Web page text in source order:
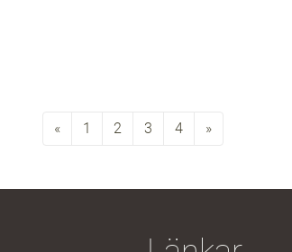
«Previous
1 2 3 4 »Next